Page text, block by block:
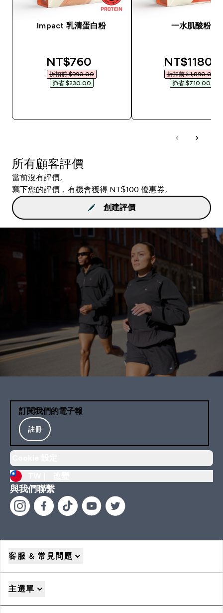
Impact 乳清蛋白粉
discounted price
NT$760‎
折扣前 $990.00‎
節省 $230.00‎
一水肌酸粉
NT$1180‎
折扣前 $1,890.00‎
節省 $710.00‎
所有顧客評價
當前沒有評價。
寫下您的評價，有機會獲得 NT$100 優惠券。
創建評價
訂閱我們的電子報
註冊
與我們聯繫
客服 & 常見問題
主選單